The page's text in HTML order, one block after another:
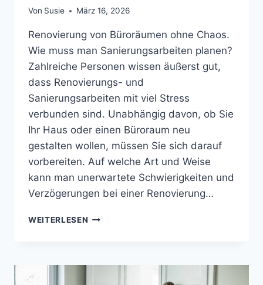
Von Susie März 16, 2026
Renovierung von Büroräumen ohne Chaos.
Wie muss man Sanierungsarbeiten planen?
Zahlreiche Personen wissen äußerst gut,
dass Renovierungs- und
Sanierungsarbeiten mit viel Stress
verbunden sind. Unabhängig davon, ob Sie
Ihr Haus oder einen Büroraum neu
gestalten wollen, müssen Sie sich darauf
vorbereiten. Auf welche Art und Weise
kann man unerwartete Schwierigkeiten und
Verzögerungen bei einer Renovierung…
WEITERLESEN RENOVIERUNG